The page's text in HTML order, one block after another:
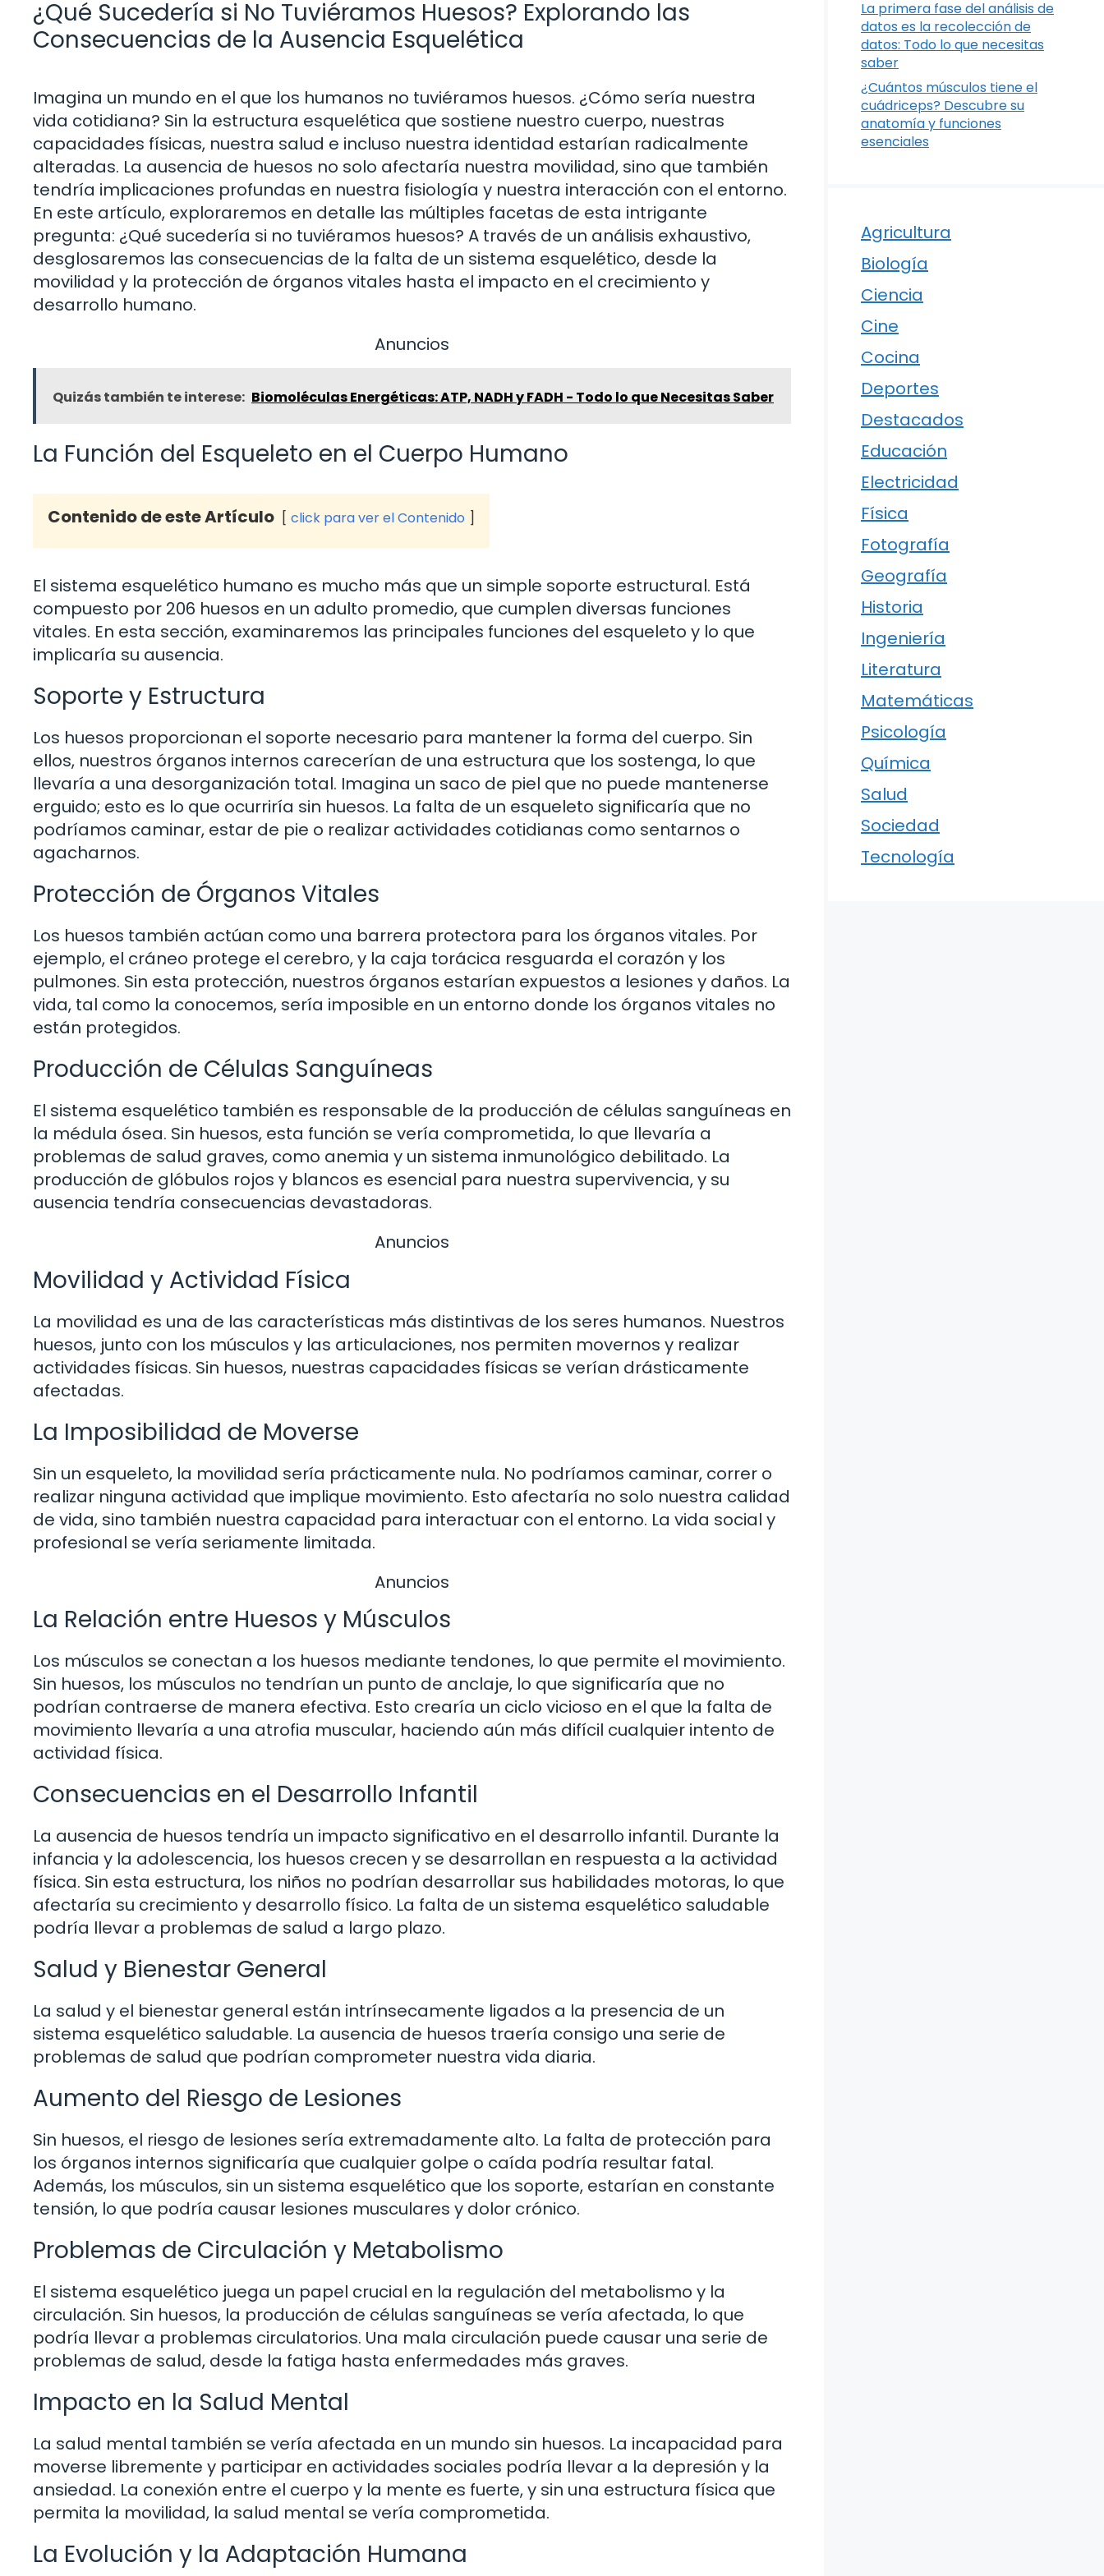
¿Qué Sucedería si No Tuviéramos Huesos? Explorando las
Consecuencias de la Ausencia Esquelética
Imagina un mundo en el que los humanos no tuviéramos huesos. ¿Cómo sería nuestra
vida cotidiana? Sin la estructura esquelética que sostiene nuestro cuerpo, nuestras
capacidades físicas, nuestra salud e incluso nuestra identidad estarían radicalmente
alteradas. La ausencia de huesos no solo afectaría nuestra movilidad, sino que también
tendría implicaciones profundas en nuestra fisiología y nuestra interacción con el entorno.
En este artículo, exploraremos en detalle las múltiples facetas de esta intrigante
pregunta: ¿Qué sucedería si no tuviéramos huesos? A través de un análisis exhaustivo,
desglosaremos las consecuencias de la falta de un sistema esquelético, desde la
movilidad y la protección de órganos vitales hasta el impacto en el crecimiento y
desarrollo humano.
Anuncios
Quizás también te interese: Biomoléculas Energéticas: ATP, NADH y FADH - Todo lo que Necesitas Saber
La Función del Esqueleto en el Cuerpo Humano
Contenido de este Artículo click para ver el Contenido
El sistema esquelético humano es mucho más que un simple soporte estructural. Está
compuesto por 206 huesos en un adulto promedio, que cumplen diversas funciones
vitales. En esta sección, examinaremos las principales funciones del esqueleto y lo que
implicaría su ausencia.
Soporte y Estructura
Los huesos proporcionan el soporte necesario para mantener la forma del cuerpo. Sin
ellos, nuestros órganos internos carecerían de una estructura que los sostenga, lo que
llevaría a una desorganización total. Imagina un saco de piel que no puede mantenerse
erguido; esto es lo que ocurriría sin huesos. La falta de un esqueleto significaría que no
podríamos caminar, estar de pie o realizar actividades cotidianas como sentarnos o
agacharnos.
Protección de Órganos Vitales
Los huesos también actúan como una barrera protectora para los órganos vitales. Por
ejemplo, el cráneo protege el cerebro, y la caja torácica resguarda el corazón y los
pulmones. Sin esta protección, nuestros órganos estarían expuestos a lesiones y daños. La
vida, tal como la conocemos, sería imposible en un entorno donde los órganos vitales no
están protegidos.
Producción de Células Sanguíneas
El sistema esquelético también es responsable de la producción de células sanguíneas en
la médula ósea. Sin huesos, esta función se vería comprometida, lo que llevaría a
problemas de salud graves, como anemia y un sistema inmunológico debilitado. La
producción de glóbulos rojos y blancos es esencial para nuestra supervivencia, y su
ausencia tendría consecuencias devastadoras.
Anuncios
Movilidad y Actividad Física
La movilidad es una de las características más distintivas de los seres humanos. Nuestros
huesos, junto con los músculos y las articulaciones, nos permiten movernos y realizar
actividades físicas. Sin huesos, nuestras capacidades físicas se verían drásticamente
afectadas.
La Imposibilidad de Moverse
Sin un esqueleto, la movilidad sería prácticamente nula. No podríamos caminar, correr o
realizar ninguna actividad que implique movimiento. Esto afectaría no solo nuestra calidad
de vida, sino también nuestra capacidad para interactuar con el entorno. La vida social y
profesional se vería seriamente limitada.
Anuncios
La Relación entre Huesos y Músculos
Los músculos se conectan a los huesos mediante tendones, lo que permite el movimiento.
Sin huesos, los músculos no tendrían un punto de anclaje, lo que significaría que no
podrían contraerse de manera efectiva. Esto crearía un ciclo vicioso en el que la falta de
movimiento llevaría a una atrofia muscular, haciendo aún más difícil cualquier intento de
actividad física.
Consecuencias en el Desarrollo Infantil
La ausencia de huesos tendría un impacto significativo en el desarrollo infantil. Durante la
infancia y la adolescencia, los huesos crecen y se desarrollan en respuesta a la actividad
física. Sin esta estructura, los niños no podrían desarrollar sus habilidades motoras, lo que
afectaría su crecimiento y desarrollo físico. La falta de un sistema esquelético saludable
podría llevar a problemas de salud a largo plazo.
Salud y Bienestar General
La salud y el bienestar general están intrínsecamente ligados a la presencia de un
sistema esquelético saludable. La ausencia de huesos traería consigo una serie de
problemas de salud que podrían comprometer nuestra vida diaria.
Aumento del Riesgo de Lesiones
Sin huesos, el riesgo de lesiones sería extremadamente alto. La falta de protección para
los órganos internos significaría que cualquier golpe o caída podría resultar fatal.
Además, los músculos, sin un sistema esquelético que los soporte, estarían en constante
tensión, lo que podría causar lesiones musculares y dolor crónico.
Problemas de Circulación y Metabolismo
El sistema esquelético juega un papel crucial en la regulación del metabolismo y la
circulación. Sin huesos, la producción de células sanguíneas se vería afectada, lo que
podría llevar a problemas circulatorios. Una mala circulación puede causar una serie de
problemas de salud, desde la fatiga hasta enfermedades más graves.
Impacto en la Salud Mental
La salud mental también se vería afectada en un mundo sin huesos. La incapacidad para
moverse libremente y participar en actividades sociales podría llevar a la depresión y la
ansiedad. La conexión entre el cuerpo y la mente es fuerte, y sin una estructura física que
permita la movilidad, la salud mental se vería comprometida.
La Evolución y la Adaptación Humana
La primera fase del análisis de
datos es la recolección de
datos: Todo lo que necesitas
saber
¿Cuántos músculos tiene el
cuádriceps? Descubre su
anatomía y funciones
esenciales
Agricultura
Biología
Ciencia
Cine
Cocina
Deportes
Destacados
Educación
Electricidad
Física
Fotografía
Geografía
Historia
Ingeniería
Literatura
Matemáticas
Psicología
Química
Salud
Sociedad
Tecnología